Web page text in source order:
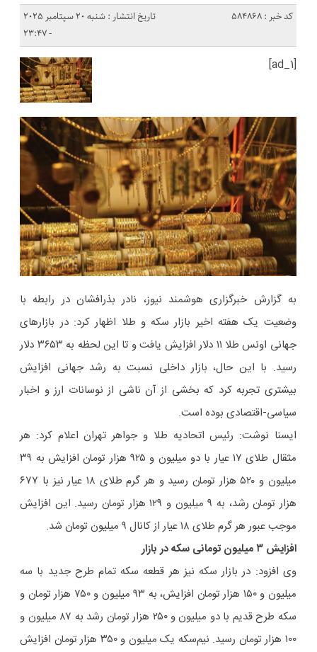
کد خبر : 584868
تاریخ انتشار : شنبه 20 سپتامبر 2025
- 23:47
[ad_1]
به گزارش خبرگزاری هوشمند نیوز، نادر بذرافشان در رابطه با
وضعیت یک هفته اخیر بازار سکه و طلا اظهار کرد: در بازارهای
جهانی اونس طلا ۱۱ دلار افزایش یافت و تا این لحظه به ۳۶۵۳ دلار
رسید. با این حال، بازار داخلی نسبت به رشد جهانی افزایش
بیشتری تجربه کرد که بخشی از آن ناشی از نوسانات ارز و اخبار
سیاسی-اقتصادی بوده است.
ایسنا نوشت: رئیس اتحادیه طلا و جواهر تهران اعلام کرد: هر
مثقال طلای ۱۷ عیار با دو میلیون و ۹۲۵ هزار تومان افزایش به ۳۹
میلیون و ۵٢٠ هزار تومان رسید و هر گرم طلای ۱۸ عیار نیز با ۶۷۷
هزار تومان رشد، به ۹ میلیون و ۱۲۹ هزار تومان رسید. این افزایش
موجب عبور هر گرم طلای ۱۸ عیار از کانال ۹ میلیون تومان شد.
افزایش ٣ میلیون تومانی سکه در بازار
وی افزود: در بازار سکه نیز هر قطعه سکه تمام طرح جدید با سه
میلیون و ۱۵۰ هزار تومان افزایش، به ۹۳ میلیون و ۷۵۰ هزار تومان و
سکه طرح قدیم با دو میلیون و ۲۵۰ هزار تومان رشد به ۸۷ میلیون و
۱۰۰ هزار تومان رسید. نیم‌سکه یک میلیون و ۳۵۰ هزار تومان افزایش